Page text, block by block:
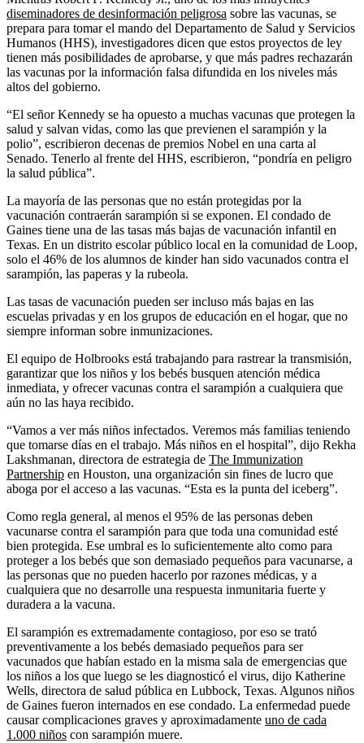
diseminadores de desinformación peligrosa sobre las vacunas, se
prepara para tomar el mando del Departamento de Salud y Servicios
Humanos (HHS), investigadores dicen que estos proyectos de ley
tienen más posibilidades de aprobarse, y que más padres rechazarán
las vacunas por la información falsa difundida en los niveles más
altos del gobierno.
“El señor Kennedy se ha opuesto a muchas vacunas que protegen la
salud y salvan vidas, como las que previenen el sarampión y la
polio”, escribieron decenas de premios Nobel en una carta al
Senado. Tenerlo al frente del HHS, escribieron, “pondría en peligro
la salud pública”.
La mayoría de las personas que no están protegidas por la
vacunación contraerán sarampión si se exponen. El condado de
Gaines tiene una de las tasas más bajas de vacunación infantil en
Texas. En un distrito escolar público local en la comunidad de Loop,
solo el 46% de los alumnos de kinder han sido vacunados contra el
sarampión, las paperas y la rubeola.
Las tasas de vacunación pueden ser incluso más bajas en las
escuelas privadas y en los grupos de educación en el hogar, que no
siempre informan sobre inmunizaciones.
El equipo de Holbrooks está trabajando para rastrear la transmisión,
garantizar que los niños y los bebés busquen atención médica
inmediata, y ofrecer vacunas contra el sarampión a cualquiera que
aún no las haya recibido.
“Vamos a ver más niños infectados. Veremos más familias teniendo
que tomarse días en el trabajo. Más niños en el hospital”, dijo Rekha
Lakshmanan, directora de estrategia de The Immunization
Partnership en Houston, una organización sin fines de lucro que
aboga por el acceso a las vacunas. “Esta es la punta del iceberg”.
Como regla general, al menos el 95% de las personas deben
vacunarse contra el sarampión para que toda una comunidad esté
bien protegida. Ese umbral es lo suficientemente alto como para
proteger a los bebés que son demasiado pequeños para vacunarse, a
las personas que no pueden hacerlo por razones médicas, y a
cualquiera que no desarrolle una respuesta inmunitaria fuerte y
duradera a la vacuna.
El sarampión es extremadamente contagioso, por eso se trató
preventivamente a los bebés demasiado pequeños para ser
vacunados que habían estado en la misma sala de emergencias que
los niños a los que luego se les diagnosticó el virus, dijo Katherine
Wells, directora de salud pública en Lubbock, Texas. Algunos niños
de Gaines fueron internados en ese condado. La enfermedad puede
causar complicaciones graves y aproximadamente uno de cada
1.000 niños con sarampión muere.